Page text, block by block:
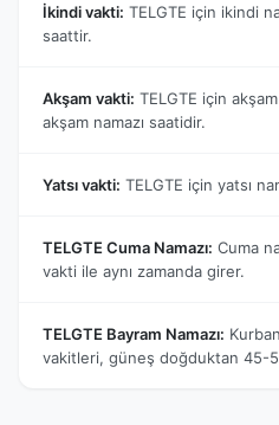
İkindi vakti: TELGTE için ikindi
saattir.
Akşam vakti: TELGTE için
akşam namazı saatidir.
Yatsı vakti: TELGTE için yatsı
TELGTE Cuma Namazı: Cuma
vakti ile aynı zamanda girer.
TELGTE Bayram Namazı:
vakitleri, güneş doğduktan 45-